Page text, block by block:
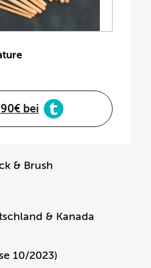
bei
& Brush
& Kanada
10/2023)